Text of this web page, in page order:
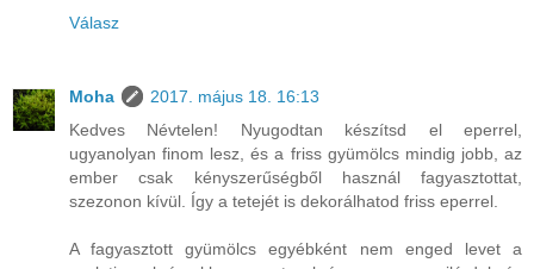
Válasz
Moha
2017. május 18. 16:13
Kedves Névtelen! Nyugodtan készítsd el eperrel,
ugyanolyan finom lesz, és a friss gyümölcs mindig jobb, az
ember csak kényszerűségből használ fagyasztottat,
szezonon kívül. Így a tetejét is dekorálhatod friss eperrel.
A fagyasztott gyümölcs egyébként nem enged levet a